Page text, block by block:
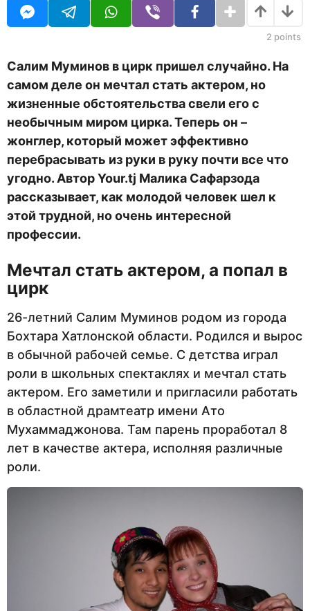
R
н
д
2 points
Салим Муминов в цирк пришел случайно. На
самом деле он мечтал стать актером, но
жизненные обстоятельства свели его с
необычным миром цирка. Теперь он –
жонглер, который может эффективно
перебрасывать из руки в руку почти все что
угодно. АвторYour.tj Малика Сафарзода
рассказывает, как молодой человек шел к
этой трудной, но очень интересной
профессии.
Мечтал стать актером, а попал в
цирк
26-летний Салим Муминов родом из города
Бохтара Хатлонской области. Родился и вырос
в обычной рабочей семье. С детства играл
роли в школьных спектаклях и мечтал стать
актером. Его заметили и пригласили работать
в областной драмтеатр имени Ато
Мухаммаджонова. Там парень проработал 8
лет в качестве актера, исполняя различные
роли.